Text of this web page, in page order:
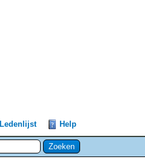
Ledenlijst Help